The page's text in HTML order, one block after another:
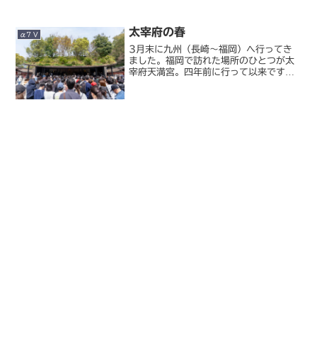
の大きな写真を撮りたい。しかも、...
α7 V 太宰府の春
3月末に九州（長崎～福岡）へ行ってき
ました。福岡で訪れた場所のひとつが太
宰府天満宮。四年前に行って以来です